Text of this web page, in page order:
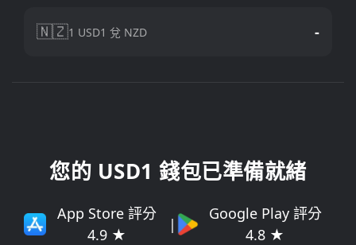
🇳🇿1 USD1 兌 NZD -
您的 USD1 錢包已準備就緒
App Store 評分
4.9 ★
|
Google Play 評分
4.8 ★